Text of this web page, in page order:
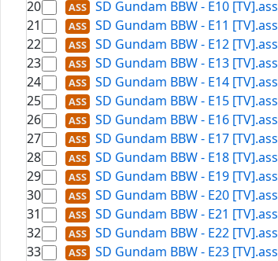
20
SD Gundam BBW - E10 [TV].ass
21
SD Gundam BBW - E11 [TV].ass
22
SD Gundam BBW - E12 [TV].ass
23
SD Gundam BBW - E13 [TV].ass
24
SD Gundam BBW - E14 [TV].ass
25
SD Gundam BBW - E15 [TV].ass
26
SD Gundam BBW - E16 [TV].ass
27
SD Gundam BBW - E17 [TV].ass
28
SD Gundam BBW - E18 [TV].ass
29
SD Gundam BBW - E19 [TV].ass
30
SD Gundam BBW - E20 [TV].ass
31
SD Gundam BBW - E21 [TV].ass
32
SD Gundam BBW - E22 [TV].ass
33
SD Gundam BBW - E23 [TV].ass